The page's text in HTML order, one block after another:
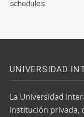
schedules.
UNIVERSIDAD
La Universidad
institución privada,